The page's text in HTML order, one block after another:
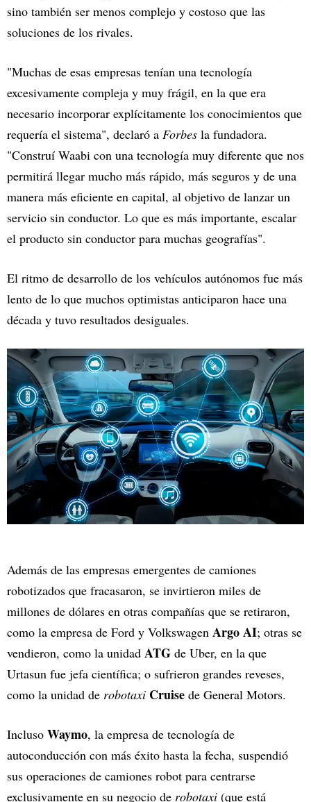
sino también ser menos complejo y costoso que las
soluciones de los rivales.
"Muchas de esas empresas tenían una tecnología
excesivamente compleja y muy frágil, en la que era
necesario incorporar explícitamente los conocimientos que
requería el sistema", declaró a Forbes la fundadora.
"Construí Waabi con una tecnología muy diferente que nos
permitirá llegar mucho más rápido, más seguros y de una
manera más eficiente en capital, al objetivo de lanzar un
servicio sin conductor. Lo que es más importante, escalar
el producto sin conductor para muchas geografías".
El ritmo de desarrollo de los vehículos autónomos fue más
lento de lo que muchos optimistas anticiparon hace una
década y tuvo resultados desiguales.
Además de las empresas emergentes de camiones
robotizados que fracasaron, se invirtieron miles de
millones de dólares en otras compañías que se retiraron,
como la empresa de Ford y Volkswagen Argo AI; otras se
vendieron, como la unidad ATG de Uber, en la que
Urtasun fue jefa científica; o sufrieron grandes reveses,
como la unidad de robotaxi Cruise de General Motors.
Incluso Waymo, la empresa de tecnología de
autoconducción con más éxito hasta la fecha, suspendió
sus operaciones de camiones robot para centrarse
exclusivamente en su negocio de robotaxi (que está